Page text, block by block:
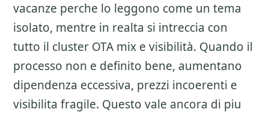
vacanze perche lo leggono come un tema
isolato, mentre in realta si intreccia con
tutto il cluster OTA mix e visibilità. Quando il
processo non e definito bene, aumentano
dipendenza eccessiva, prezzi incoerenti e
visibilita fragile. Questo vale ancora di piu